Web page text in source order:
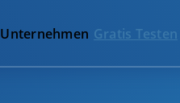
Unternehmen Gratis Testen